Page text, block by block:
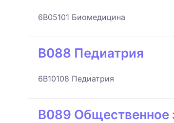
6B05101 Биомедицина
B088 Педиатрия
6B10108 Педиатрия
B089 Общественное